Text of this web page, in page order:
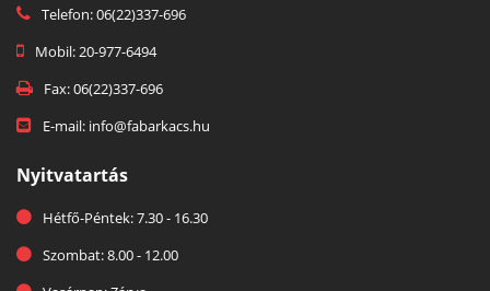
Telefon: 06(22)337-696
Mobil: 20-977-6494
Fax: 06(22)337-696
E-mail: info@fabarkacs.hu
Nyitvatartás
Hétfő-Péntek: 7.30 - 16.30
Szombat: 8.00 - 12.00